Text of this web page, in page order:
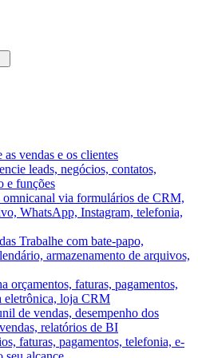
vendas e os clientes
leads, negócios, contatos,
e funções
omnicanal via formulários de CRM,
WhatsApp, Instagram, telefonia,
Trabalhe com bate-papo,
armazenamento de arquivos,
orçamentos, faturas, pagamentos,
eletrônica, loja CRM
de vendas, desempenho dos
relatórios de BI
faturas, pagamentos, telefonia, e-